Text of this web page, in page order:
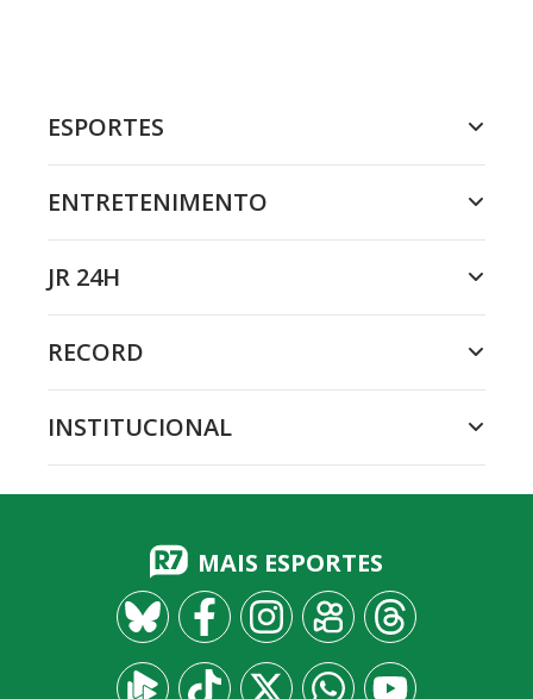
ESPORTES
ENTRETENIMENTO
JR 24H
RECORD
INSTITUCIONAL
MAIS ESPORTES